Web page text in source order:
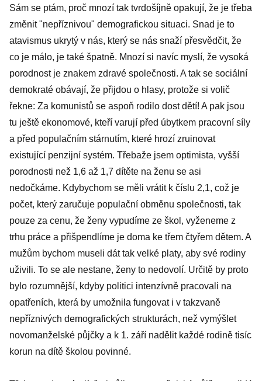
Sám se ptám, proč mnozí tak tvrdošíjně opakují, že je třeba
změnit "nepříznivou" demografickou situaci. Snad je to
atavismus ukrytý v nás, který se nás snaží přesvědčit, že
co je málo, je také špatně. Mnozí si navíc myslí, že vysoká
porodnost je znakem zdravé společnosti. A tak se sociální
demokraté obávají, že přijdou o hlasy, protože si volič
řekne: Za komunistů se aspoň rodilo dost dětí! A pak jsou
tu ještě ekonomové, kteří varují před úbytkem pracovní síly
a před populačním stárnutím, které hrozí zruinovat
existující penzijní systém. Třebaže jsem optimista, vyšší
porodnosti než 1,6 až 1,7 dítěte na ženu se asi
nedočkáme. Kdybychom se měli vrátit k číslu 2,1, což je
počet, který zaručuje populační obměnu společnosti, tak
pouze za cenu, že ženy vypudíme ze škol, vyženeme z
trhu práce a přišpendlíme je doma ke třem čtyřem dětem. A
mužům bychom museli dát tak velké platy, aby své rodiny
uživili. To se ale nestane, ženy to nedovolí. Určitě by proto
bylo rozumnější, kdyby politici intenzívně pracovali na
opatřeních, která by umožnila fungovat i v takzvaně
nepříznivých demografických strukturách, než vymýšlet
novomanželské půjčky a k 1. září nadělit každé rodině tisíc
korun na dítě školou povinné.